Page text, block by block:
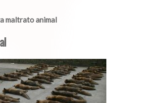
maltrato animal